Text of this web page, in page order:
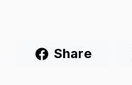
Share